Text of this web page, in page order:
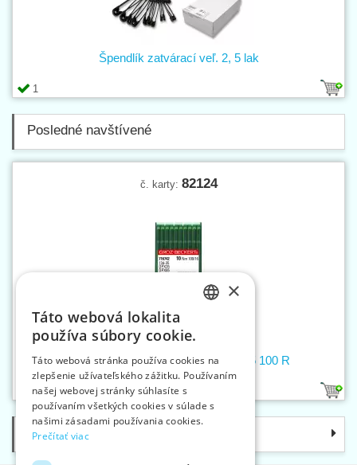
1
Špendlík zatvárací veľ. 2, 5 lak
Posledné navštívené
č. karty: 82124
1
Ihly strojové 134-35/2134-35/DPX35 100 R
Kategórie
ENGLISH
GERMAN
×
Táto webová lokalita
používa súbory cookie.
Táto webová stránka používa cookies na
zlepšenie užívateľského zážitku. Používaním
našej webovej stránky súhlasíte s
používaním všetkých cookies v súlade s
našimi zásadami používania cookies.
Prečítať viac